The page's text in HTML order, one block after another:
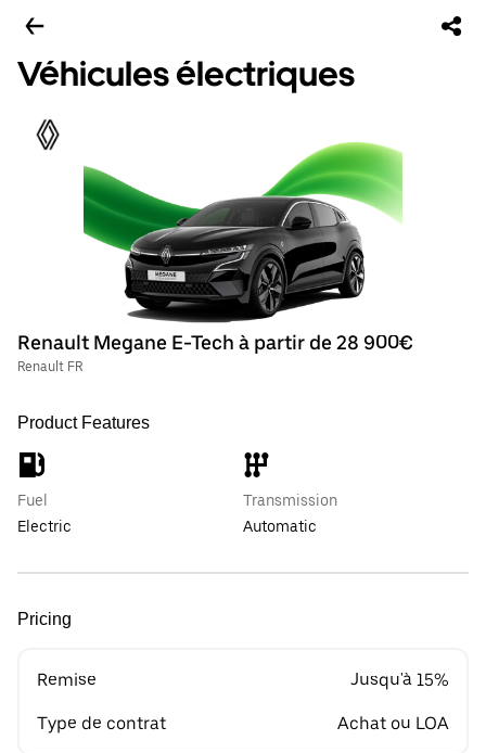
Véhicules électriques
Renault Megane E-Tech à partir de 28 900€
Renault FR
Product Features
Fuel
Electric
Transmission
Automatic
Pricing
Remise Jusqu'à 15%
Type de contrat Achat ou LOA